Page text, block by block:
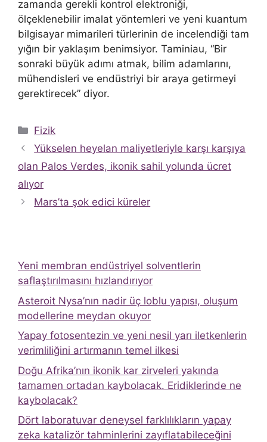
zamanda gerekli kontrol elektroniği,
ölçeklenebilir imalat yöntemleri ve yeni kuantum
bilgisayar mimarileri türlerinin de incelendiği tam
yığın bir yaklaşım benimsiyor. Taminiau, “Bir
sonraki büyük adımı atmak, bilim adamlarını,
mühendisleri ve endüstriyi bir araya getirmeyi
gerektirecek” diyor.
Kategoriler
Fizik
Yükselen heyelan maliyetleriyle karşı karşıya
olan Palos Verdes, ikonik sahil yolunda ücret
alıyor
Mars’ta şok edici küreler
Yeni membran endüstriyel solventlerin
saflaştırılmasını hızlandırıyor
Asteroit Nysa’nın nadir üç loblu yapısı, oluşum
modellerine meydan okuyor
Yapay fotosentezin ve yeni nesil yarı iletkenlerin
verimliliğini artırmanın temel ilkesi
Doğu Afrika’nın ikonik kar zirveleri yakında
tamamen ortadan kaybolacak. Eridiklerinde ne
kaybolacak?
Dört laboratuvar deneysel farklılıkların yapay
zeka katalizör tahminlerini zayıflatabileceğini